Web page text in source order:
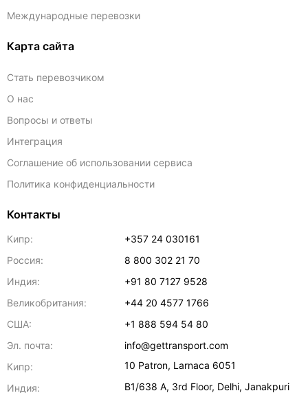
Международные перевозки
Карта сайта
Стать перевозчиком
О нас
Вопросы и ответы
Интеграция
Соглашение об использовании сервиса
Политика конфиденциальности
Контакты
Кипр:
+357 24 030161
Россия:
8 800 302 21 70
Индия:
+91 80 7127 9528
Великобритания:
+44 20 4577 1766
США:
+1 888 594 54 80
Эл. почта:
info@gettransport.com
Кипр:
10 Patron, Larnaca 6051
Индия:
B1/638 A, 3rd Floor, Delhi,Janakpuri